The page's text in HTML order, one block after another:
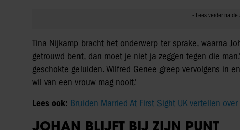
Tina Nijkamp bracht het onderwerp ter sprake, waarna
getrouwd bent, dan moet je niet ja zeggen tegen die
geschokte geluiden. Wilfred Genee greep vervolgens in
wil van een vrouw mag nooit.’
Lees ook: Bruiden Married At First Sight UK vertellen
JOHAN BLIJFT BIJ ZIJN PUNT